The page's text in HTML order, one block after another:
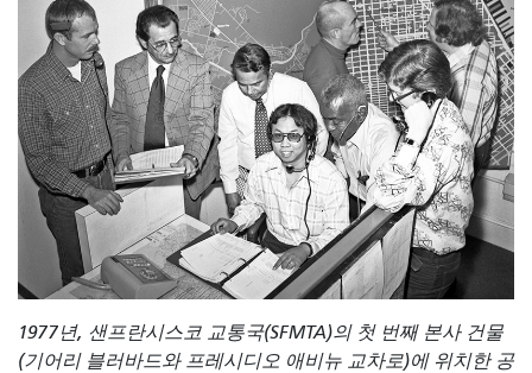
1977년, 샌프란시스코 교통국(SFMTA)의 첫 번째 본사 건물
(기어리 블러바드와 프레시디오 애비뉴 교차로)에 위치한 공